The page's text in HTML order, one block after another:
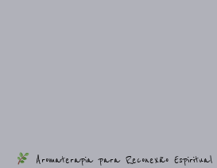
Aromaterapia para Reconexão Espiritual